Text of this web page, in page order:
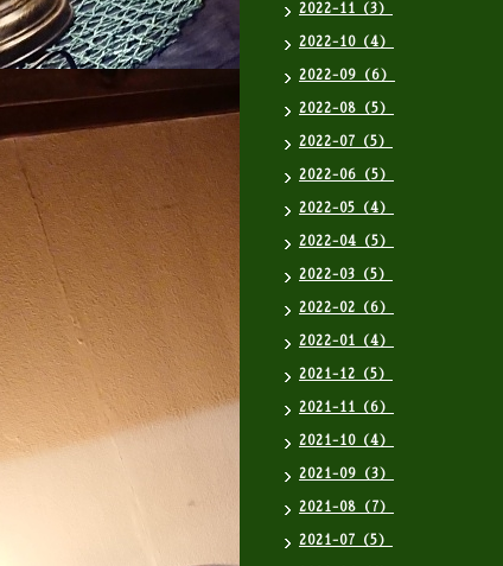
2022-11（3）
2022-10（4）
2022-09（6）
2022-08（5）
2022-07（5）
2022-06（5）
2022-05（4）
2022-04（5）
2022-03（5）
2022-02（6）
2022-01（4）
2021-12（5）
2021-11（6）
2021-10（4）
2021-09（3）
2021-08（7）
2021-07（5）